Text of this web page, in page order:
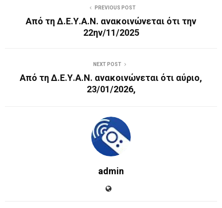
PREVIOUS POST
Από τη Δ.Ε.Υ.Α.Ν. ανακοινώνεται ότι την
22ην/11/2025
NEXT POST
Από τη Δ.Ε.Υ.Α.Ν. ανακοινώνεται ότι αύριο,
23/01/2026,
admin